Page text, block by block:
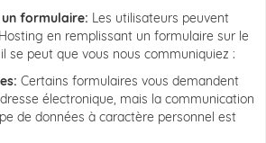
formulaire: Les utilisateurs peuvent
en remplissant un formulaire sur le
se peut que vous nous communiquiez :
Certains formulaires vous demandent
électronique, mais la communication
de données à caractère personnel est